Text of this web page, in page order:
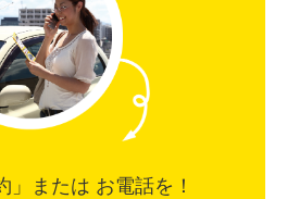
」または お電話を！